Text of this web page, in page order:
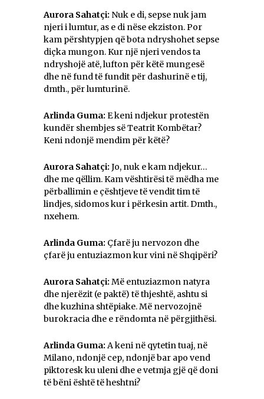
Aurora Sahatçi: Nuk e di, sepse nuk jam
njeri i lumtur, as e di nëse ekziston. Por
kam përshtypjen që bota ndryshohet sepse
diçka mungon. Kur një njeri vendos ta
ndryshojë atë, lufton për këtë mungesë
dhe në fund të fundit për dashurinë e tij,
dmth., për lumturinë.
Arlinda Guma: E keni ndjekur protestën
kundër shembjes së Teatrit Kombëtar?
Keni ndonjë mendim për këtë?
Aurora Sahatçi: Jo, nuk e kam ndjekur…
dhe me qëllim. Kam vështirësi të mëdha me
përballimin e çështjeve të vendit tim të
lindjes, sidomos kur i përkesin artit. Dmth.,
nxehem.
Arlinda Guma: Çfarë ju nervozon dhe
çfarë ju entuziazmon kur vini në Shqipëri?
Aurora Sahatçi: Më entuziazmon natyra
dhe njerëzit (e paktë) të thjeshtë, ashtu si
dhe kuzhina shtëpiake. Më nervozojnë
burokracia dhe e rëndomta në përgjithësi.
Arlinda Guma: A keni në qytetin tuaj, në
Milano, ndonjë cep, ndonjë bar apo vend
piktoresk ku uleni dhe e vetmja gjë që doni
të bëni është të heshtni?